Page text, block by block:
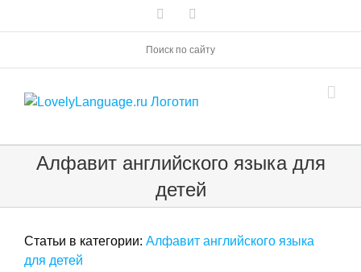
Поиск по сайту
Алфавит английского языка для
детей
Статьи в категории: Алфавит английского языка
для детей